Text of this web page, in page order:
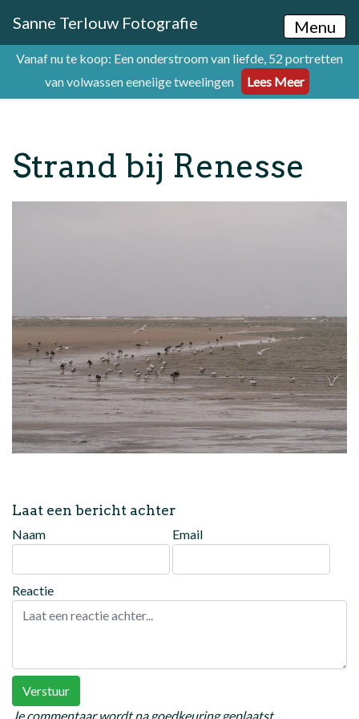
Sanne Terlouw Fotografie Menu
Vanaf nu te koop: Een onderstroom van liefde, 52 portretten
van volwassen eeneiige tweelingen
Lees Meer
Strand bij Renesse
Laat een bericht achter
Naam Email
Reactie
Verstuur
Je commentaar wordt na goedkeuring geplaatst.